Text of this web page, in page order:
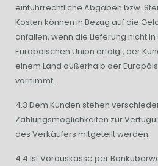
einfuhrrechtliche Abgaben bzw.
Kosten können in Bezug auf die
anfallen, wenn die Lieferung nicht
Europäischen Union erfolgt, der
einem Land außerhalb der
vornimmt.
4.3 Dem Kunden stehen
Zahlungsmöglichkeiten zur
des Verkäufers mitgeteilt werden.
4.4 Ist Vorauskasse per